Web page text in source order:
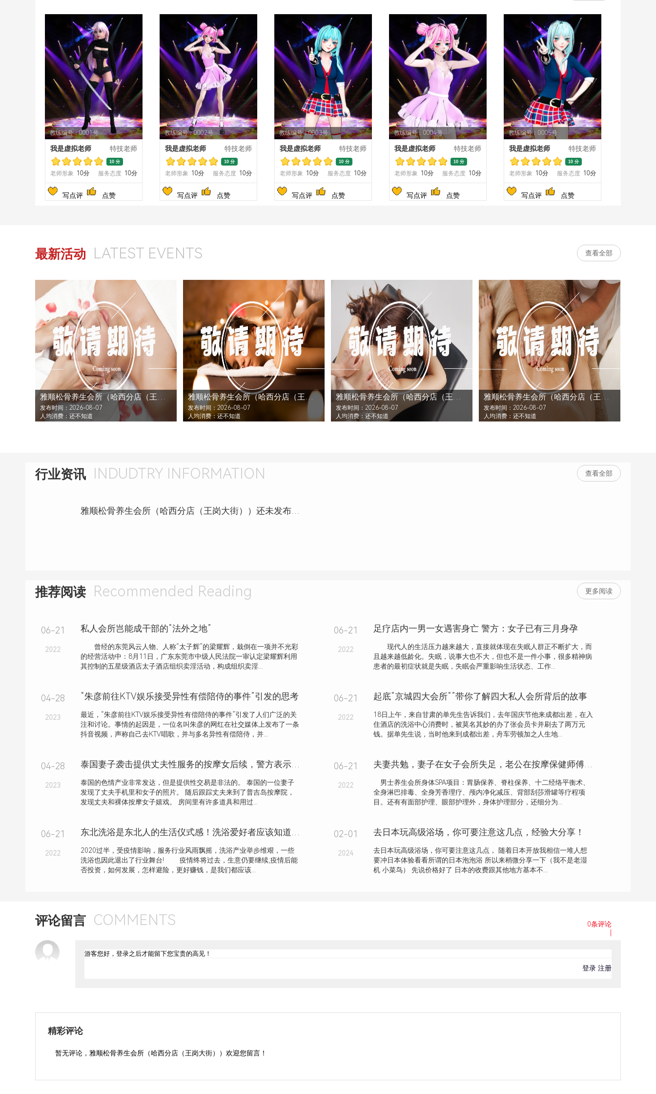
教练编号：0001号
我是虚拟老师 特技老师
10 分
老师形象 10分 服务态度 10分
写点评 点赞
教练编号：0002号
我是虚拟老师 特技老师
10 分
老师形象 10分 服务态度 10分
写点评 点赞
教练编号：0003号
我是虚拟老师 特技老师
10 分
老师形象 10分 服务态度 10分
写点评 点赞
教练编号：0004号
我是虚拟老师 特技老师
10 分
老师形象 10分 服务态度 10分
写点评 点赞
教练编号：0005号
我是虚拟老师 特技老师
10 分
老师形象 10分 服务态度 10分
写点评 点赞
最新活动 LATEST EVENTS 查看全部
雅顺松骨养生会所（哈西分店（王岗大街））还没发布活动
发布时间：2026-08-07
人均消费：还不知道
雅顺松骨养生会所（哈西分店（王岗大街））还没发布活动
发布时间：2026-08-07
人均消费：还不知道
雅顺松骨养生会所（哈西分店（王岗大街））还没发布活动
发布时间：2026-08-07
人均消费：还不知道
雅顺松骨养生会所（哈西分店（王岗大街））还没发布活动
发布时间：2026-08-07
人均消费：还不知道
行业资讯 INDUDTRY INFORMATION 查看全部
推荐阅读 Recommended Reading 更多阅读
06-21
2022
私人会所岂能成干部的“法外之地”
曾经的东莞风云人物、人称“太子辉”的梁耀辉，栽倒在一项并不光彩
的经营活动中：8月11日，广东东莞市中级人民法院一审认定梁耀辉利用
其控制的五星级酒店太子酒店组织卖淫活动，构成组织卖淫...
06-21
2022
足疗店内一男一女遇害身亡 警方：女子已有三月身孕
现代人的生活压力越来越大，直接就体现在失眠人群正不断扩大，而
且越来越低龄化。失眠，说事大也不大，但也不是一件小事，很多精神病
患者的最初症状就是失眠，失眠会严重影响生活状态、工作...
04-28
2023
“朱彦前往KTV娱乐接受异性有偿陪侍的事件”引发的思考
最近，“朱彦前往KTV娱乐接受异性有偿陪侍的事件”引发了人们广泛的关
注和讨论。事情的起因是，一位名叫朱彦的网红在社交媒体上发布了一条
抖音视频，声称自己去KTV唱歌，并与多名异性有偿陪侍，并...
06-21
2022
起底“京城四大会所“”带你了解四大私人会所背后的故事
18日上午，来自甘肃的单先生告诉我们，去年国庆节他来成都出差，在入
住酒店的洗浴中心消费时，被莫名其妙的办了张会员卡并刷去了两万元
钱。据单先生说，当时他来到成都出差，舟车劳顿加之人生地...
04-28
2023
泰国的色情产业非常发达，但是提供性交易是非法的。 泰国的一位妻子
发现了丈夫手机里和女子的照片。 随后跟踪丈夫来到了普吉岛按摩院，
发现丈夫和裸体按摩女子嬉戏。 房间里有许多道具和用过...
06-21
2022
男士养生会所身体SPA项目：胃肠保养、脊柱保养、十二经络平衡术、
全身淋巴排毒、全身芳香理疗、颅内净化减压、背部刮莎滑罐等疗程项
目。还有有面部护理、眼部护理外，身体护理部分，还细分为...
06-21
2022
2020过半，受疫情影响，服务行业风雨飘摇，洗浴产业举步维艰，一些
洗浴也因此退出了行业舞台! 疫情终将过去，生意仍要继续;疫情后能
否投资，如何发展，怎样避险，更好赚钱，是我们都应该...
02-01
2024
去日本玩高级浴场，你可要注意这几点，经验大分享！
去日本玩高级浴场，你可要注意这几点， 随着日本开放我相信一堆人想
要冲日本体验看看所谓的日本泡泡浴 所以来稍微分享一下（我不是老湿
机 小菜鸟） 先说价格好了 日本的收费跟其他地方基本不...
评论留言 COMMENTS 0条评论
登录 注册
精彩评论
暂无评论，雅顺松骨养生会所（哈西分店（王岗大街））欢迎您留言！